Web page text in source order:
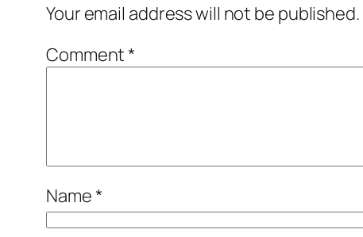
Your email address will not be published.
Comment*
Name*